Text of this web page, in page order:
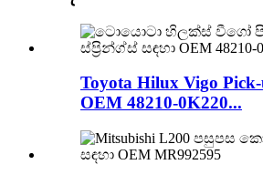
Toyota Hilux Vigo
OEM 48210-0K220...